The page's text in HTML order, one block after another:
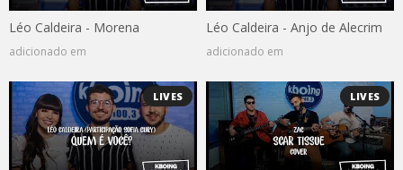
Léo Caldeira - Morena
adicionado em
Léo Caldeira - Anjo de Alecrim
adicionado em
LIVES LIVES